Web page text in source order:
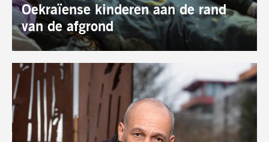
Oekraïense kinderen aan de rand
van de afgrond